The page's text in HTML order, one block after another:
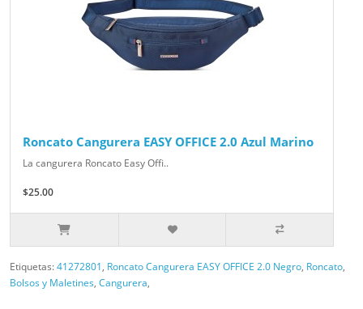
Roncato Cangurera EASY OFFICE 2.0 Azul Marino
La cangurera Roncato Easy Offi..
$25.00
Etiquetas:41272801, Roncato Cangurera EASY OFFICE 2.0 Negro, Roncato,
Bolsos y Maletines, Cangurera,